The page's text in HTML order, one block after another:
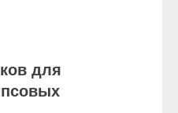
для